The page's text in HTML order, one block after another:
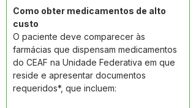
Como obter medicamentos de alto
custo
O paciente deve comparecer às
farmácias que dispensam medicamentos
do CEAF na Unidade Federativa em que
reside e apresentar documentos
requeridos*, que incluem: